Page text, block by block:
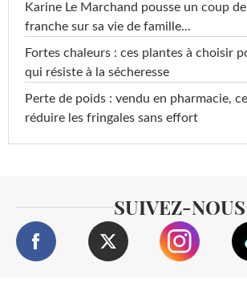
Karine Le Marchand pousse un coup
franche sur sa vie de famille...
Fortes chaleurs : ces plantes à choisir
qui résiste à la sécheresse
Perte de poids : vendu en pharmacie,
réduire les fringales sans effort
SUIVEZ-NOUS